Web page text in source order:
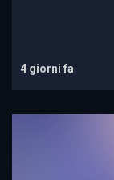
4 giorni fa